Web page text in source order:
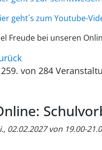
geht´s zum Youtube-
Freude bei unseren
259. von 284
02.02.2027 von 19.00-